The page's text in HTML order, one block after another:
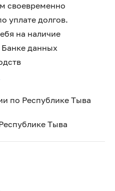
своевременно
уплате долгов.
на наличие
данных
по Республике Тыва
Тыва